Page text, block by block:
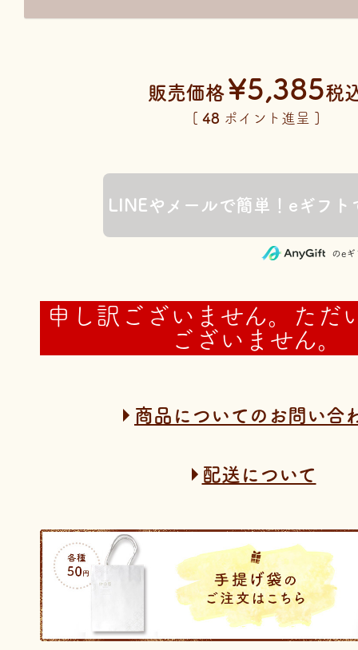
販売価格 ¥5,385税
[ 48 ポイント進呈 ]
のe
申し訳ございません。ただ
ございません。
商品についてのお問い合
配送について